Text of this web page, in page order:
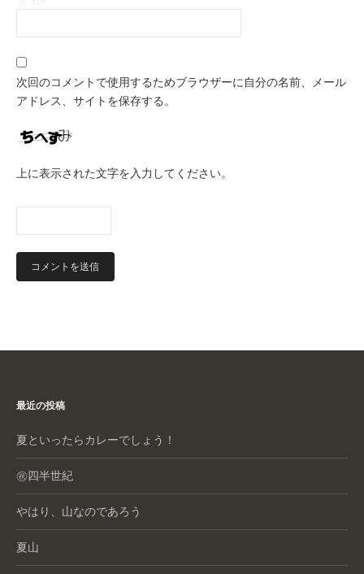
次回のコメントで使用するためブラウザーに自分の名前、メール
アドレス、サイトを保存する。
上に表示された文字を入力してください。
最近の投稿
夏といったらカレーでしょう！
㊗️四半世紀
やはり、山なのであろう
夏山